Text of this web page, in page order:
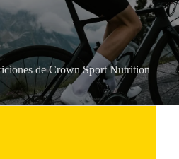
de Crown Sport Nutrition